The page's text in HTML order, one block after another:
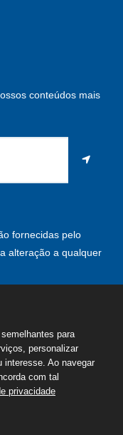
conteúdos mais
fornecidas pelo
alteração a qualquer
| Todos os direitos
privacidade
para
personalizar
interesse. Ao navegar
com tal
privacidade